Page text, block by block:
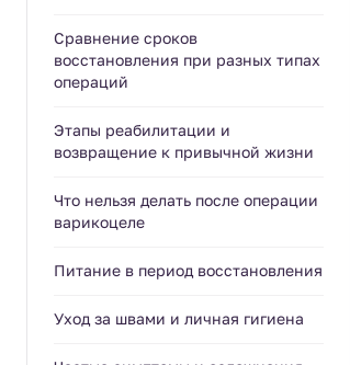
Сравнение сроков
восстановления при разных типах
операций
Этапы реабилитации и
возвращение к привычной жизни
Что нельзя делать после операции
варикоцеле
Питание в период восстановления
Уход за швами и личная гигиена